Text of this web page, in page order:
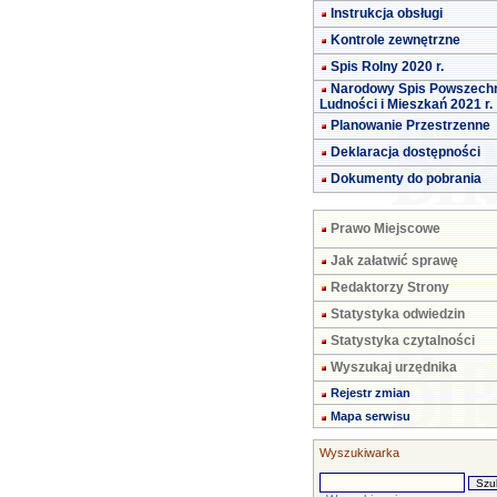
Instrukcja obsługi
Kontrole zewnętrzne
Spis Rolny 2020 r.
Narodowy Spis
Ludności i Mieszkań 2021 r.
Planowanie Przestrzenne
Deklaracja dostępności
Dokumenty do pobrania
Prawo Miejscowe
Jak załatwić sprawę
Redaktorzy Strony
Statystyka odwiedzin
Statystyka czytalności
Wyszukaj urzędnika
Rejestr zmian
Mapa serwisu
Wyszukiwarka